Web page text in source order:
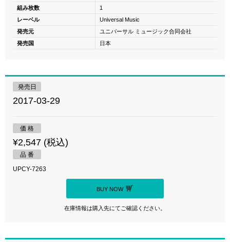
組み枚数
1
レーベル
Universal Music
発売元
ユニバーサル ミュージック合同会社
発売国
日本
発売日
2017-03-29
価 格
¥2,547 (税込)
品 番
UPCY-7263
BUY NOW
在庫情報は購入先にてご確認ください。